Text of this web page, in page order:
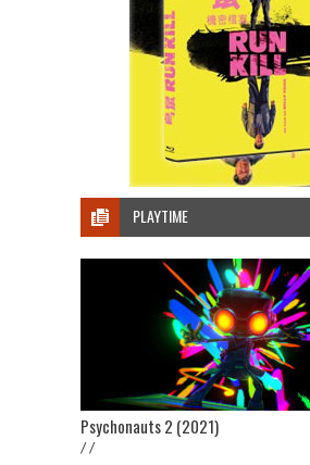
PLAYTIME
Psychonauts 2 (2021)
/ /